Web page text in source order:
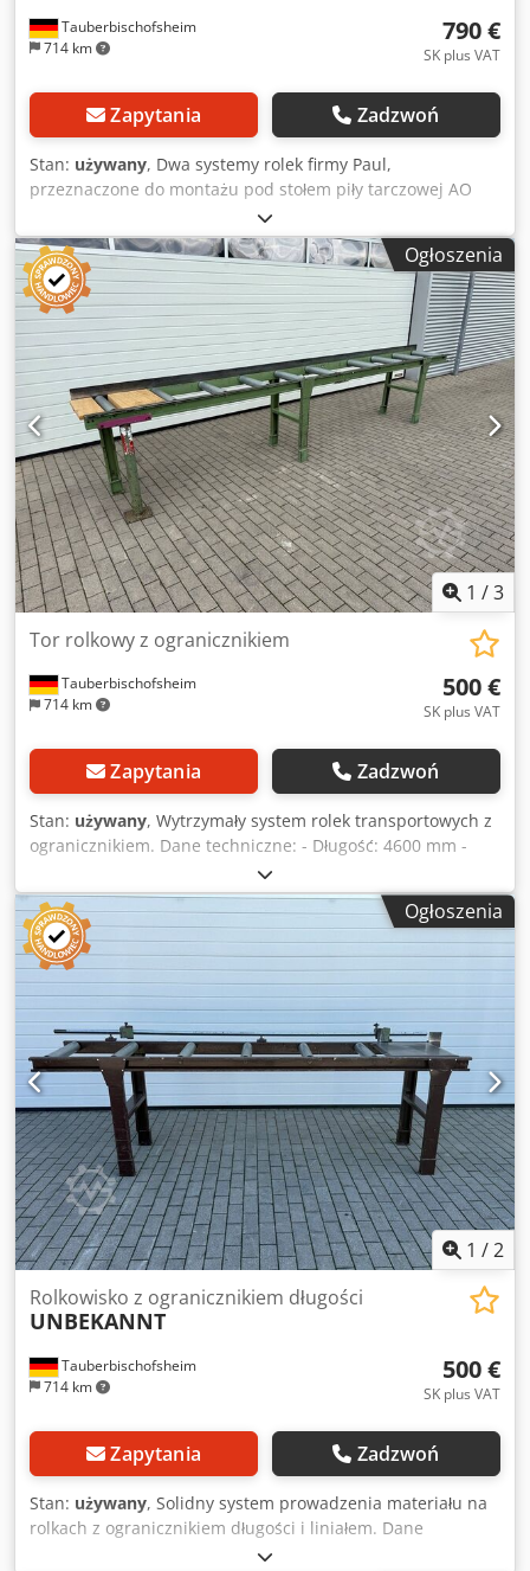
Maksymalna nośność 200 kg Waga 51,51 kg
Tauberbischofsheim
714 km
790 €
SK plus VAT
Zapytania Zadzwoń
Stan: używany, Dwa systemy rolek firmy Paul,
przeznaczone do montażu pod stołem piły tarczowej AO
lub podobnych maszyn. Dane techniczne: - Szerokość rolki:
56 cm Djdpfx Aozry Dqeqiokr - Długość pierwszej sekcji
rolek: 340 cm - Długość drugiej sekcji rolek: 190 cmOgłoszenia
1 /3
Tauberbischofsheim
714 km
Tor rolkowy z ogranicznikiem
500 €
SK plus VAT
Zapytania Zadzwoń
Stan: używany, Wytrzymały system rolek transportowych z
ogranicznikiem. Dane techniczne: - Długość: 4600 mm -
Wysokość rolek: ok. 910 mm Dsdpezrx Rpofx Aqiekr -
Szerokość rolek: 450 mm
Ogłoszenia
1 /2
Tauberbischofsheim
714 km
Rolkowisko z ogranicznikiem długości
UNBEKANNT
500 €
SK plus VAT
Zapytania Zadzwoń
Stan: używany, Solidny system prowadzenia materiału na
rolkach z ogranicznikiem długości i liniałem. Dane
techniczne: - Długość: 3100 mm Dksdpfxozrx N Se Aqior -